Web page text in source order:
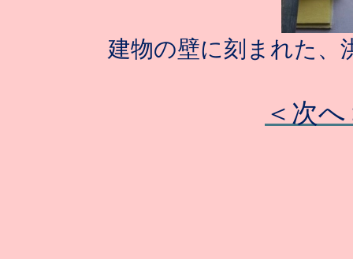
建物の壁に刻まれた、
＜次へ